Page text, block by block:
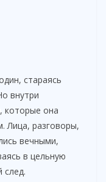
стараясь
внутри
которые она
Лица, разговоры,
вечными,
в цельную
след.